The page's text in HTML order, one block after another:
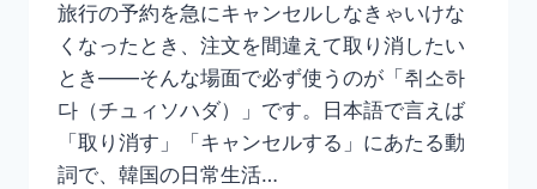
表
現
ま
め】
旅行の予約を急にキャンセルしなきゃいけな
くなったとき、注文を間違えて取り消したい
とき——そんな場面で必ず使うのが「취소하
다（チュィソハダ）」です。日本語で言えば
「取り消す」「キャンセルする」にあたる動
詞で、韓国の日常生活…